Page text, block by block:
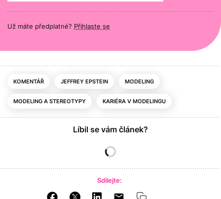
Už máte předplatné? Přihlaste se
KOMENTÁŘ JEFFREY EPSTEIN MODELING
MODELING A STEREOTYPY KARIÉRA V MODELINGU
Líbil se vám článek?
Sdílejte: